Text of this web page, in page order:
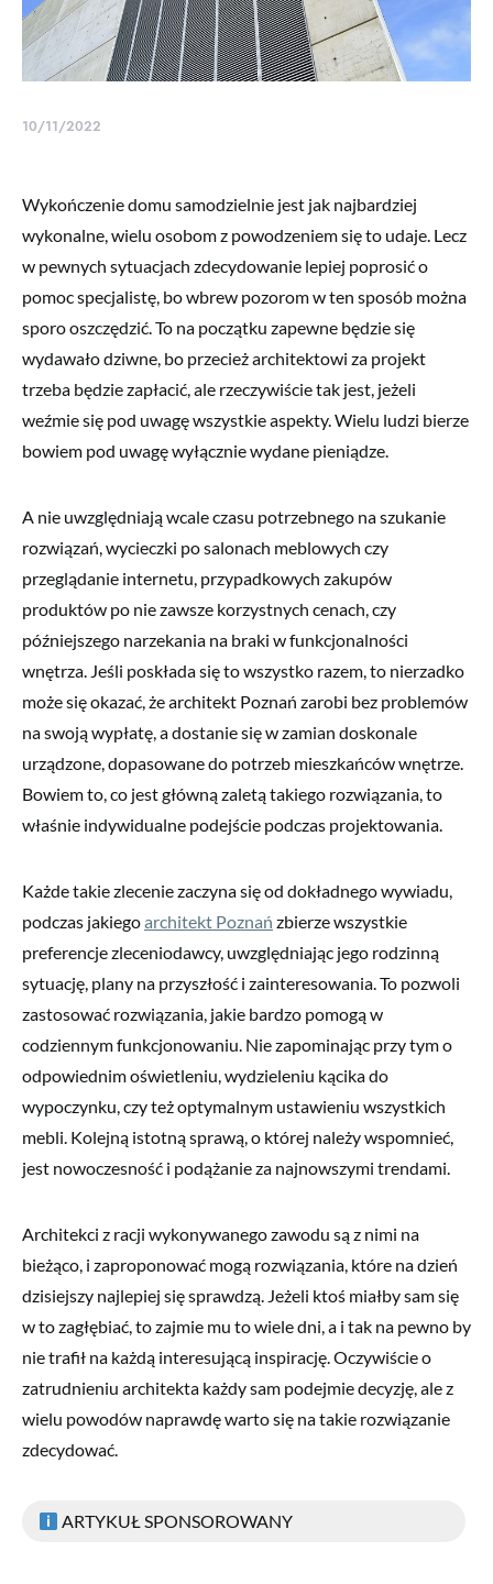
10/11/2022
Wykończenie domu samodzielnie jest jak najbardziej
wykonalne, wielu osobom z powodzeniem się to udaje. Lecz
w pewnych sytuacjach zdecydowanie lepiej poprosić o
pomoc specjalistę, bo wbrew pozorom w ten sposób można
sporo oszczędzić. To na początku zapewne będzie się
wydawało dziwne, bo przecież architektowi za projekt
trzeba będzie zapłacić, ale rzeczywiście tak jest, jeżeli
weźmie się pod uwagę wszystkie aspekty. Wielu ludzi bierze
bowiem pod uwagę wyłącznie wydane pieniądze.
A nie uwzględniają wcale czasu potrzebnego na szukanie
rozwiązań, wycieczki po salonach meblowych czy
przeglądanie internetu, przypadkowych zakupów
produktów po nie zawsze korzystnych cenach, czy
późniejszego narzekania na braki w funkcjonalności
wnętrza. Jeśli poskłada się to wszystko razem, to nierzadko
może się okazać, że architekt Poznań zarobi bez problemów
na swoją wypłatę, a dostanie się w zamian doskonale
urządzone, dopasowane do potrzeb mieszkańców wnętrze.
Bowiem to, co jest główną zaletą takiego rozwiązania, to
właśnie indywidualne podejście podczas projektowania.
Każde takie zlecenie zaczyna się od dokładnego wywiadu,
podczas jakiegoarchitekt Poznań zbierze wszystkie
preferencje zleceniodawcy, uwzględniając jego rodzinną
sytuację, plany na przyszłość i zainteresowania. To pozwoli
zastosować rozwiązania, jakie bardzo pomogą w
codziennym funkcjonowaniu. Nie zapominając przy tym o
odpowiednim oświetleniu, wydzieleniu kącika do
wypoczynku, czy też optymalnym ustawieniu wszystkich
mebli. Kolejną istotną sprawą, o której należy wspomnieć,
jest nowoczesność i podążanie za najnowszymi trendami.
Architekci z racji wykonywanego zawodu są z nimi na
bieżąco, i zaproponować mogą rozwiązania, które na dzień
dzisiejszy najlepiej się sprawdzą. Jeżeli ktoś miałby sam się
w to zagłębiać, to zajmie mu to wiele dni, a i tak na pewno by
nie trafił na każdą interesującą inspirację. Oczywiście o
zatrudnieniu architekta każdy sam podejmie decyzję, ale z
wielu powodów naprawdę warto się na takie rozwiązanie
zdecydować.
ARTYKUŁ SPONSOROWANY